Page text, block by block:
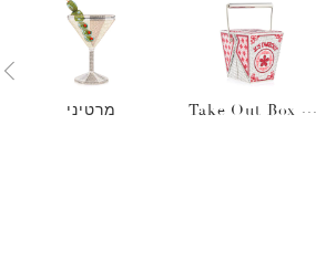
מרטיני
Take Out Box J